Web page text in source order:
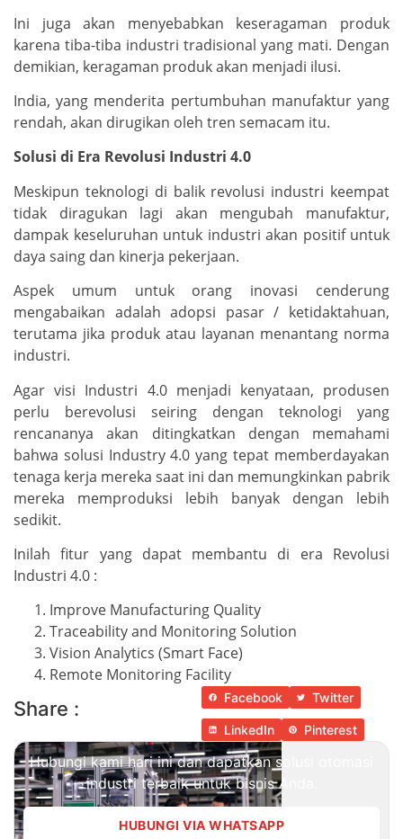
Ini juga akan menyebabkan keseragaman produk
karena tiba-tiba industri tradisional yang mati. Dengan
demikian, keragaman produk akan menjadi ilusi.
India, yang menderita pertumbuhan manufaktur yang
rendah, akan dirugikan oleh tren semacam itu.
Solusi di Era Revolusi Industri 4.0
Meskipun teknologi di balik revolusi industri keempat
tidak diragukan lagi akan mengubah manufaktur,
dampak keseluruhan untuk industri akan positif untuk
daya saing dan kinerja pekerjaan.
Aspek umum untuk orang inovasi cenderung
mengabaikan adalah adopsi pasar / ketidaktahuan,
terutama jika produk atau layanan menantang norma
industri.
Agar visi Industri 4.0 menjadi kenyataan, produsen
perlu berevolusi seiring dengan teknologi yang
rencananya akan ditingkatkan dengan memahami
bahwa solusi Industry 4.0 yang tepat memberdayakan
tenaga kerja mereka saat ini dan memungkinkan pabrik
mereka memproduksi lebih banyak dengan lebih
sedikit.
Inilah fitur yang dapat membantu di era Revolusi
Industri 4.0 :
Improve Manufacturing Quality
Traceability and Monitoring Solution
Vision Analytics (Smart Face)
Remote Monitoring Facility
Share : Facebook Twitter
LinkedIn Pinterest
Hubungi kami hari ini dan dapatkan solusi otomasi
industri terbaik untuk bisnis Anda.
HUBUNGI VIA WHATSAPP